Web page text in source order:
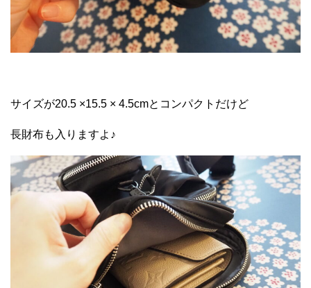
サイズが20.5 ×15.5 × 4.5cmとコンパクトだけど
長財布も入りますよ♪